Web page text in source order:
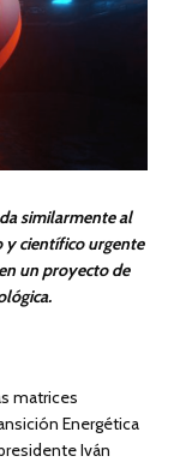
similarmente al
y científico urgente
un proyecto de
matrices
Energética
Iván